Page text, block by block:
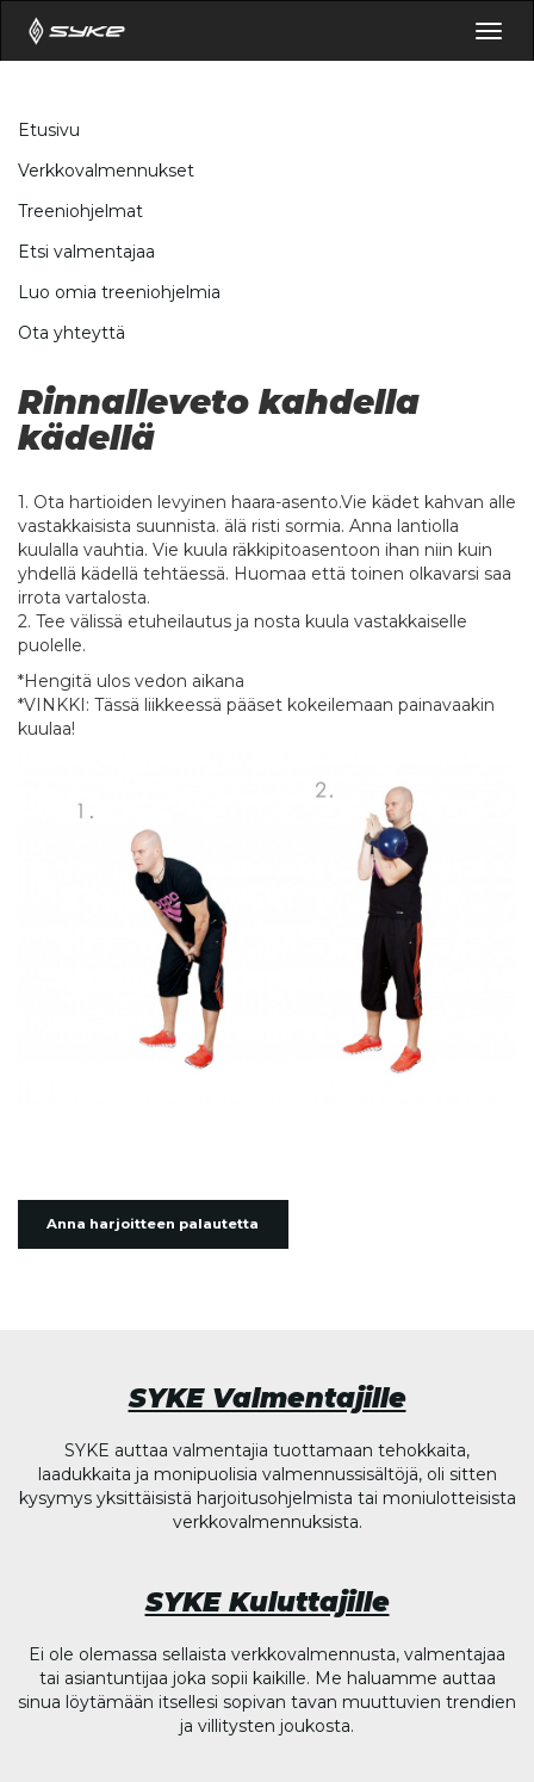
Etusivu
Verkkovalmennukset
Treeniohjelmat
Etsi valmentajaa
Luo omia treeniohjelmia
Ota yhteyttä
Rinnalleveto kahdella
kädellä
1. Ota hartioiden levyinen haara-asento.Vie kädet kahvan alle
vastakkaisista suunnista. älä risti sormia. Anna lantiolla
kuulalla vauhtia. Vie kuula räkkipitoasentoon ihan niin kuin
yhdellä kädellä tehtäessä. Huomaa että toinen olkavarsi saa
irrota vartalosta.
2. Tee välissä etuheilautus ja nosta kuula vastakkaiselle
puolelle.
*Hengitä ulos vedon aikana
*VINKKI: Tässä liikkeessä pääset kokeilemaan painavaakin
kuulaa!
Anna harjoitteen palautetta
SYKE Valmentajille
SYKE auttaa valmentajia tuottamaan tehokkaita,
laadukkaita ja monipuolisia valmennussisältöjä, oli sitten
kysymys yksittäisistä harjoitusohjelmista tai moniulotteisista
verkkovalmennuksista.
SYKE Kuluttajille
Ei ole olemassa sellaista verkkovalmennusta, valmentajaa
tai asiantuntijaa joka sopii kaikille. Me haluamme auttaa
sinua löytämään itsellesi sopivan tavan muuttuvien trendien
ja villitysten joukosta.